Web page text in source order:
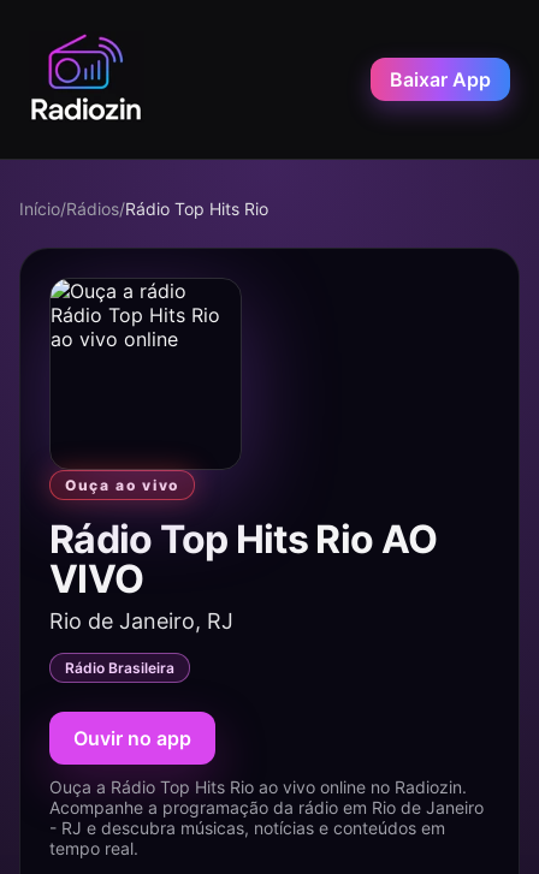
Baixar App
Início/Rádios/Rádio Top Hits Rio
Ouça ao vivo
Rádio Top Hits Rio AO
VIVO
Rio de Janeiro, RJ
Rádio Brasileira
Ouvir no app
Ouça a Rádio Top Hits Rio ao vivo online no Radiozin.
Acompanhe a programação da rádio em Rio de Janeiro
- RJ e descubra músicas, notícias e conteúdos em
tempo real.